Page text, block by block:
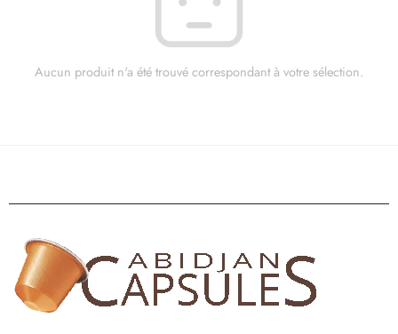
Aucun produit n'a été trouvé correspondant à votre sélection.